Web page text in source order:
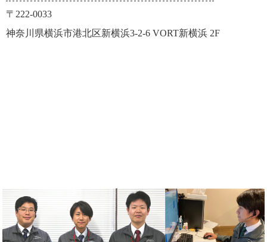
〒222-0033
神奈川県横浜市港北区新横浜3-2-6 VORT新横浜 2F